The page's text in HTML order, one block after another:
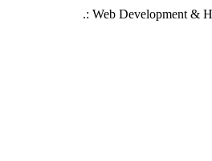
.: Web Development &